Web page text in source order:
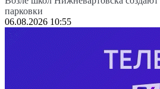
парковки
06.08.2026 10:55